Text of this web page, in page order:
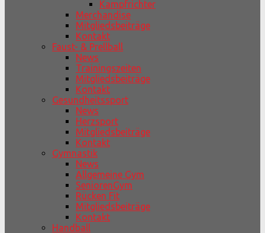
Kampfrichter
Merchandise
Mitgliedsbeiträge
Kontakt
Faust- & Prellball
News
Trainingszeiten
Mitgliedsbeiträge
Kontakt
Gesundheitssport
News
Herzsport
Mitgliedsbeiträge
Kontakt
Gymnastik
News
Allgemeine Gym
SeniorenGym
Rücken Fit
Mitgliedsbeiträge
Kontakt
Handball